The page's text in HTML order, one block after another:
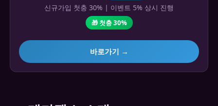
신규가입 첫충 30% | 이벤트 5% 상시 진행
🎁 첫충 30%
바로가기 →